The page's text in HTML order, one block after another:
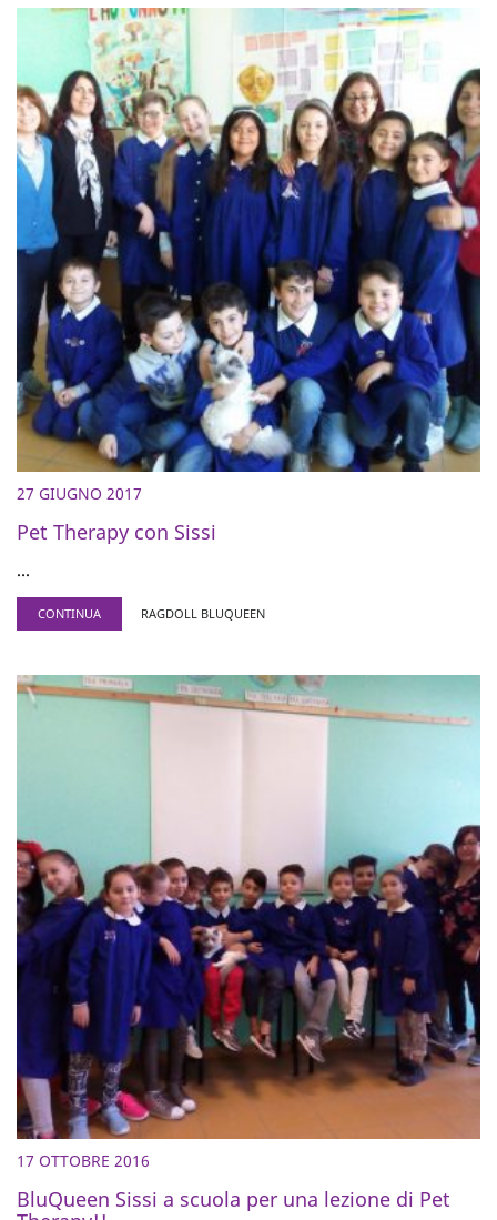
27 GIUGNO 2017
Pet Therapy con Sissi
...
CONTINUA RAGDOLL BLUQUEEN
17 OTTOBRE 2016
BluQueen Sissi a scuola per una lezione di Pet